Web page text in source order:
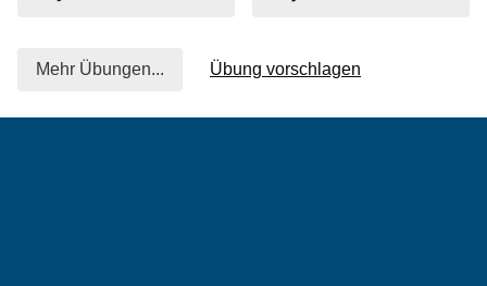
Mehr Übungen... Übung vorschlagen